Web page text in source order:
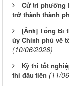
Cử tri phường
trở thành thành
[Ảnh] Tổng Bí
ủy Chính phủ về
(10/06/2026)
Kỳ thi tốt
thi đầu tiên (11/